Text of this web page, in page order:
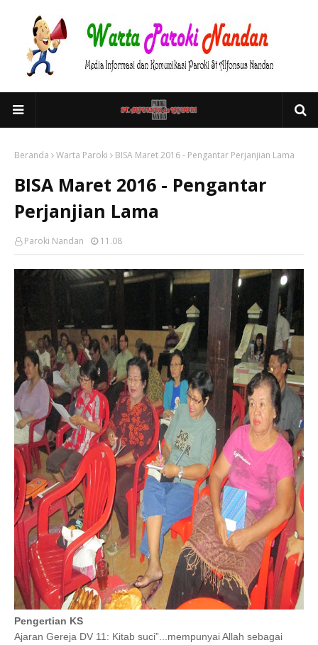
Beranda Warta Paroki BISA Maret 2016 - Pengantar Perjanjian Lama
BISA Maret 2016 - Pengantar
Perjanjian Lama
Paroki Nandan 11.08
Pengertian KS
Ajaran Gereja DV 11: Kitab suci”...mempunyai Allah sebagai